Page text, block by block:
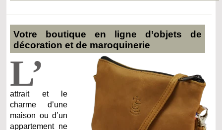
Votre boutique en ligne d’objets de
décoration et de maroquinerie
L’
attrait et le
charme d’une
maison ou d’un
appartement ne